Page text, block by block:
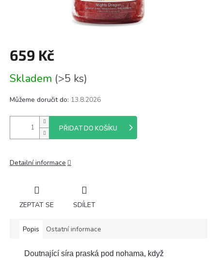
659 Kč
cena:
Skladem (>5 ks)
Můžeme doručit do: 13.8.2026
PŘIDAT DO KOŠÍKU
Detailní informace
ZEPTAT SE SDÍLET
Popis Ostatní informace
Doutnající síra praská pod nohama, když